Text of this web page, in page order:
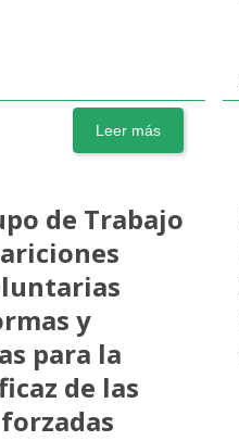
Leer más
de Trabajo
y
para la
de las